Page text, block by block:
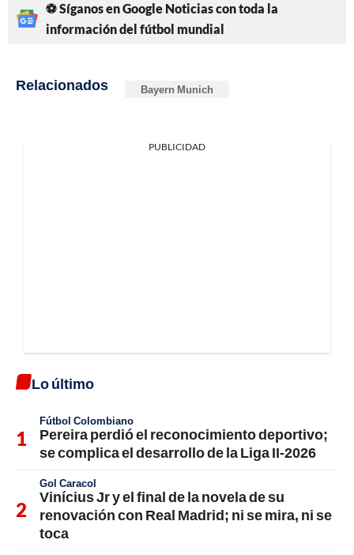
⚽ Síganos en Google Noticias con toda la
información del fútbol mundial
Relacionados Bayern Munich
PUBLICIDAD
Lo último
Fútbol Colombiano
Pereira perdió el reconocimiento deportivo;
se complica el desarrollo de la Liga II-2026
Gol Caracol
Vinícius Jr y el final de la novela de su
renovación con Real Madrid; ni se mira, ni se
toca